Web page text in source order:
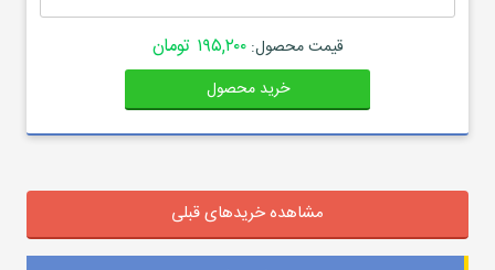
قیمت محصول:۱۹۵,۲۰۰ تومان
خرید محصول
مشاهده خریدهای قبلی